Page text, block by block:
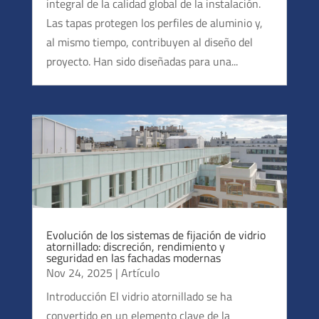
pasamanos, tornillería, acabado en capó, perfil
de evacuación, solución de iluminación…
La disposición de interior (SADEV DECOR):
puertas altos rendimientos (4m/1.5m – 500 000
ciclos por un año) y gran durabilidad resistente
despacho, personalizable con asa y
cerraduras. Nuestras puertas en vidrio son
disponibles en versión puerta corrediza o
puerta giratoria.
Tal y como soluciones de carril en aluminio
Las barreras de piscina en vidrio (SWIMSIDE):
Hemos desarrollado dos soluciones para
servir de barrera o valla de piscina en vidrio
sin poste ni montante, y dedicados a todos
Las tapas protegen los perfiles de aluminio y,
al mismo tiempo, contribuyen al diseño del
proyecto. Han sido diseñadas para una...
Evolución de los sistemas de fijación de vidrio
atornillado: discreción, rendimiento y
seguridad en las fachadas modernas
Nov 24, 2025 | Artículo
Introducción El vidrio atornillado se ha
convertido en un elemento clave de la